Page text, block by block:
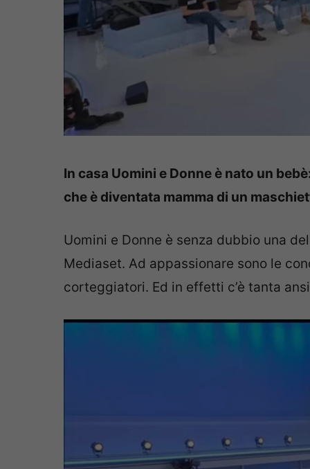
In casa Uomini e Donne è nato un
che è diventata mamma di un
Uomini e Donne è senza dubbio una
Mediaset. Ad appassionare sono le
corteggiatori. Ed in effetti c’è tanta